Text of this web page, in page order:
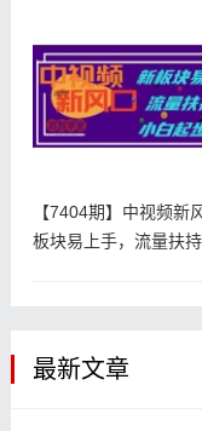
【7404期】中视频新
板块易上手，流量扶
最新文章